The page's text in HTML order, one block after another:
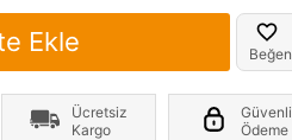
Ekle Beğen
Ücretsiz
Kargo
Güvenli
Ödeme